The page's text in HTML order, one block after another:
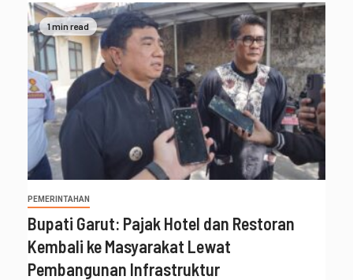
1 min read
PEMERINTAHAN
Bupati Garut: Pajak Hotel dan Restoran
Kembali ke Masyarakat Lewat
Pembangunan Infrastruktur